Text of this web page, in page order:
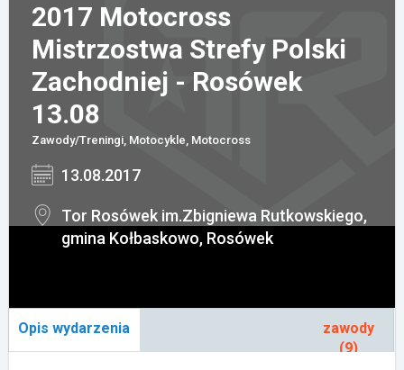
Galerie
Wydarzenia
Giełda
Ranking
Zaloguj się
Załóż konto
2017 Motocross
Mistrzostwa Strefy Polski
Zachodniej - Rosówek
13.08
Zawody/Treningi, Motocykle, Motocross
13.08.2017
Tor Rosówek im.Zbigniewa Rutkowskiego,
gmina Kołbaskowo, Rosówek
Opis wydarzenia
zawody
(9)